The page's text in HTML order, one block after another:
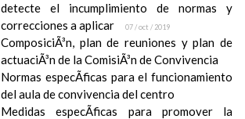
detecte el incumplimiento de normas y
correcciones a aplicar
07 / oct / 2019
ComposiciÃ³n, plan de reuniones y plan de
actuaciÃ³n de la ComisiÃ³n de Convivencia
Normas especÃ­ficas para el funcionamiento
del aula de convivencia del centro
Medidas especÃ­ficas para promover la